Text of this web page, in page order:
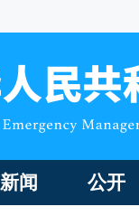
新闻 公开